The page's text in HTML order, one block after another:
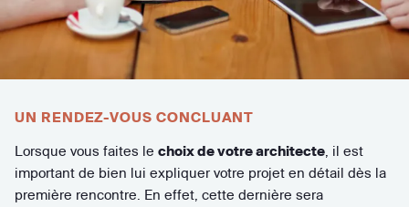
UN RENDEZ-VOUS CONCLUANT
Lorsque vous faites le choix de votre architecte, il est
important de bien lui expliquer votre projet en détail dès la
première rencontre. En effet, cette dernière sera